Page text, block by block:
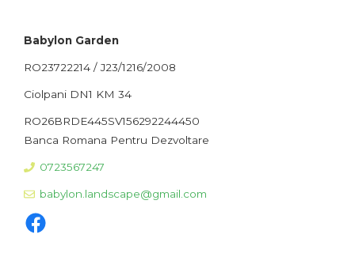
Babylon Garden
RO23722214 / J23/1216/2008
Ciolpani DN1 KM 34
RO26BRDE445SV156292244450
Banca Romana Pentru Dezvoltare
0723567247
babylon.landscape@gmail.com
Facebook